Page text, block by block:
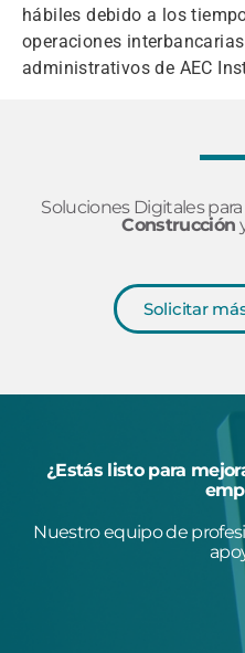
hábiles debido a los
operaciones
administrativos de AEC
Soluciones Digitales
Construcción
Solicitar
¿Estás listo para
Nuestro equipo de